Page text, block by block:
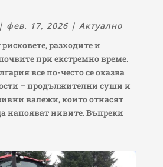
фев. 17, 2026| Актуално
разходите и
при екстремно време.
все по-често се оказва
– продължителни суши и
валежи, които отнасят
напояват нивите. Въпреки